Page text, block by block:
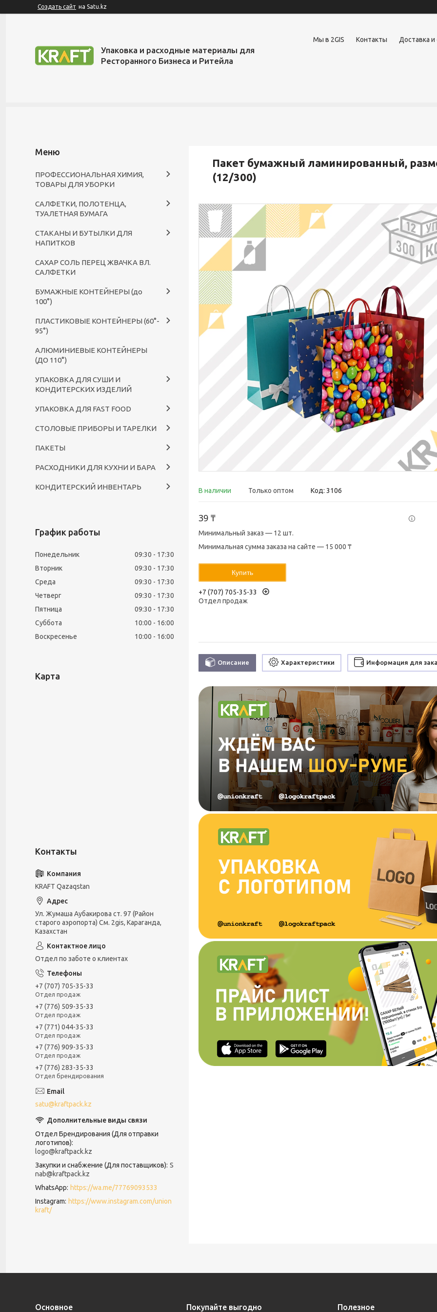
Создать сайт на Satu.kz
Упаковка и расходные материалы для
Ресторанного Бизнеса и Ритейла
Мы в 2GIS Контакты Доставка и
Пакет бумажный ламинированный,
(12/300)
В наличии Только оптом Код: 3106
39 ₸
Минимальный заказ — 12 шт.
Минимальная сумма заказа на сайте — 15 000 ₸
Купить
+7 (707) 705-35-33
Отдел продаж
Описание Характеристики Информация для
ПРОФЕССИОНАЛЬНАЯ ХИМИЯ,
ТОВАРЫ ДЛЯ УБОРКИ
САЛФЕТКИ, ПОЛОТЕНЦА,
ТУАЛЕТНАЯ БУМАГА
СТАКАНЫ И БУТЫЛКИ ДЛЯ
НАПИТКОВ
САХАР СОЛЬ ПЕРЕЦ ЖВАЧКА ВЛ.
САЛФЕТКИ
БУМАЖНЫЕ КОНТЕЙНЕРЫ (до
100°)
ПЛАСТИКОВЫЕ КОНТЕЙНЕРЫ (60°-
95°)
АЛЮМИНИЕВЫЕ КОНТЕЙНЕРЫ
(ДО 110°)
УПАКОВКА ДЛЯ СУШИ И
КОНДИТЕРСКИХ ИЗДЕЛИЙ
УПАКОВКА ДЛЯ FAST FOOD
СТОЛОВЫЕ ПРИБОРЫ И ТАРЕЛКИ
ПАКЕТЫ
РАСХОДНИКИ ДЛЯ КУХНИ И БАРА
КОНДИТЕРСКИЙ ИНВЕНТАРЬ
График работы
Понедельник 09:30
17:30
Вторник
09:30
17:30
Среда
09:30
17:30
Четверг
09:30
17:30
Пятница
09:30
17:30
Суббота
10:00
16:00
Воскресенье
10:00 16:00
Карта
KRAFT Qazaqstan
Ул. Жумаша Аубакирова ст. 97 (Район
старого аэропорта) См. 2gis, Караганда,
Казахстан
Отдел по заботе о клиентах
+7 (707) 705-35-33
Отдел продаж
+7 (776) 509-35-33
Отдел продаж
+7 (771) 044-35-33
Отдел продаж
+7 (776) 909-35-33
Отдел продаж
+7 (776) 283-35-33
Отдел брендирования
satu@kraftpack.kz
Отдел Брендирования (Для отправки
логотипов)
logo@kraftpack.kz
Закупки и снабжение (Для поставщиков) S
nab@kraftpack.kz
WhatsApp
https://wa.me/77769093533
Instagram
https://www.instagram.com/union
kraft/
Основное Покупайте выгодно Полезное